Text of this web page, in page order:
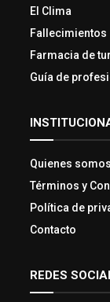
El Clima
Fallecimientos
Farmacia de
Guía de
Quienes somos
Términos y
Política de
Contacto
REDES